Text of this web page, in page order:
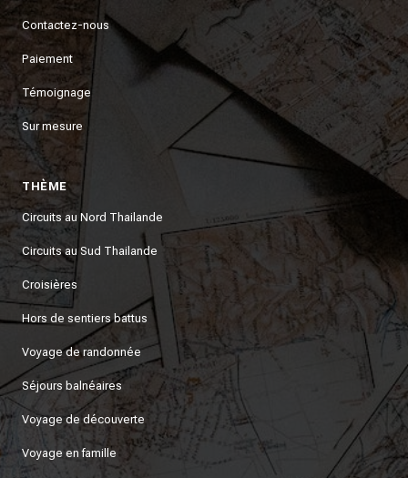
Contactez-nous
Paiement
Témoignage
Sur mesure
THÈME
Circuits au Nord Thailande
Circuits au Sud Thailande
Croisières
Hors de sentiers battus
Voyage de randonnée
Séjours balnéaires
Voyage de découverte
Voyage en famille